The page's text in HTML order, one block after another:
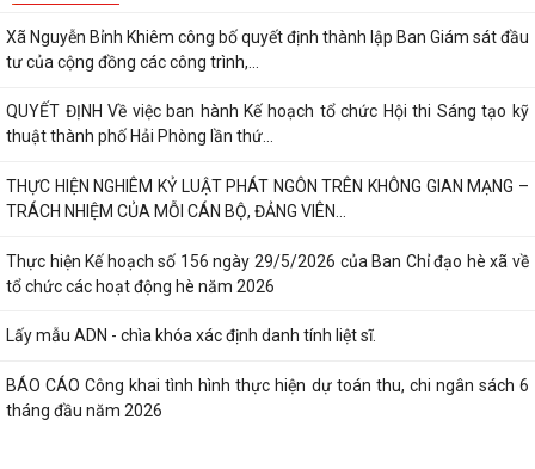
Xã Nguyễn Bỉnh Khiêm công bố quyết định thành lập Ban Giám sát đầu
tư của cộng đồng các công trình,...
QUYẾT ĐỊNH Về việc ban hành Kế hoạch tổ chức Hội thi Sáng tạo kỹ
thuật thành phố Hải Phòng lần thứ...
THỰC HIỆN NGHIÊM KỶ LUẬT PHÁT NGÔN TRÊN KHÔNG GIAN MẠNG –
TRÁCH NHIỆM CỦA MỖI CÁN BỘ, ĐẢNG VIÊN...
Thực hiện Kế hoạch số 156 ngày 29/5/2026 của Ban Chỉ đạo hè xã về
tổ chức các hoạt động hè năm 2026
Lấy mẫu ADN - chìa khóa xác định danh tính liệt sĩ.
BÁO CÁO Công khai tình hình thực hiện dự toán thu, chi ngân sách 6
tháng đầu năm 2026